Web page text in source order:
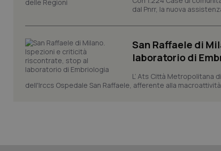
dal Pnrr, la nuova
San Raffaele di
laboratorio di
L’ Ats Città Metropolitana
dell'Irccs Ospedale San Raffaele, afferente alla
tracking-sites-
tracking-enable
_ga